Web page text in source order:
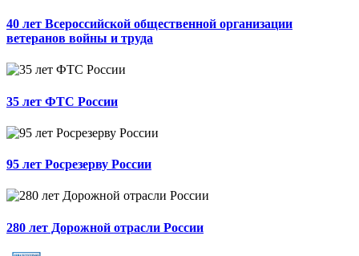
40 лет Всероссийской общественной организации
ветеранов войны и труда
35 лет ФТС России
95 лет Росрезерву России
280 лет Дорожной отрасли России